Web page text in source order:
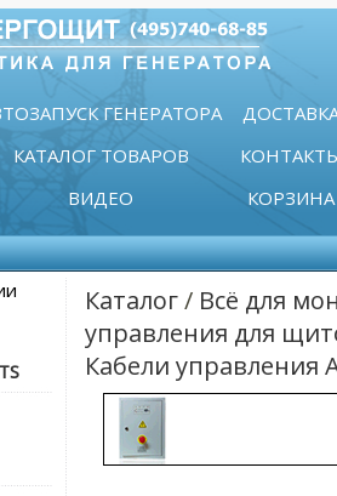
ГЕНЕРАТОРА
КАТАЛОГ ТОВАРОВ
ВИДЕО КОРЗИНА
Каталог/ Всё для
управления для
Кабели